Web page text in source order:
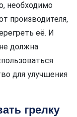
необходимо
производителя,
её. И
должна
для улучшения
грелку